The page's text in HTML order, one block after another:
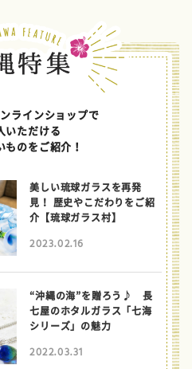
ラインショップで
いただける
ものをご紹介！
美しい琉球ガラスを再発
見！ 歴史やこだわりをご紹
介【琉球ガラス村】
2023.02.16
“沖縄の海”を贈ろう♪ 長
七屋のホタルガラス「七海
シリーズ」の魅力
2022.03.31